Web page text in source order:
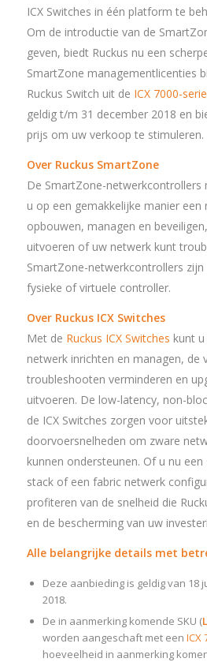
ICX Switches in één platform te
Om de introductie van de
geven, biedt Ruckus nu een
SmartZone managementlicenties
Ruckus Switch uit de ICX 7000-serie
geldig t/m 31 december 2018 en
prijs om uw verkoop te stimuleren.
Over Ruckus SmartZone
De SmartZone-
u op een gemakkelijke manier een
opbouwen, managen en
uitvoeren of uw netwerk kunt
SmartZone-netwerkcontrollers zijn
fysieke of virtuele controller.
Over Ruckus ICX Switches
Met de Ruckus ICX Switches kunt
netwerk inrichten en managen, de
troubleshooten verminderen en
uitvoeren. De low-latency, non-
de ICX Switches zorgen voor
doorvoersnelheden om zware
kunnen ondersteunen. Of u nu
stack of een fabric netwerk
profiteren van de snelheid die
en de bescherming van uw
Alle belangrijke details met
Deze aanbieding is geldig van 18
2018.
De in aanmerking komende SKU (
worden aangeschaft met een ICX
hoeveelheid in aanmerking